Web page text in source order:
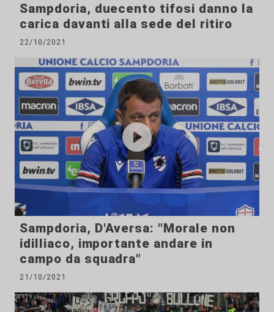
Sampdoria, duecento tifosi danno la
carica davanti alla sede del ritiro
22/10/2021
Sampdoria, D'Aversa: "Morale non
idilliaco, importante andare in
campo da squadra"
21/10/2021